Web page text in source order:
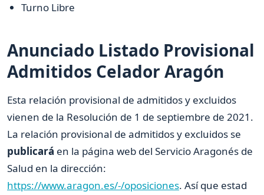
Turno Libre
Anunciado Listado Provisional
Admitidos Celador Aragón
Esta relación provisional de admitidos y excluidos
vienen de la Resolución de 1 de septiembre de 2021.
La relación provisional de admitidos y excluidos se
publicará en la página web del Servicio Aragonés de
Salud en la dirección:
https://www.aragon.es/-/oposiciones. Así que estad